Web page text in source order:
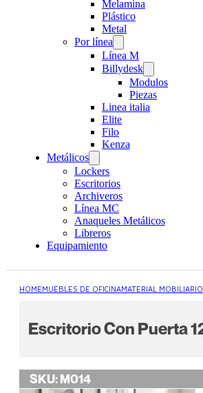
Melamina
Plástico
Metal
Por línea
Línea M
Billydesk
Modulos
Piezas
Linea italia
Elite
Filo
Kenza
Metálicos
Lockers
Escritorios
Archiveros
Línea MC
Anaqueles Metálicos
Libreros
Equipamiento
HOMEMUEBLES DE OFICINAMATERIAL MOBILIARIO
Escritorio Con Puerta
SKU:M014